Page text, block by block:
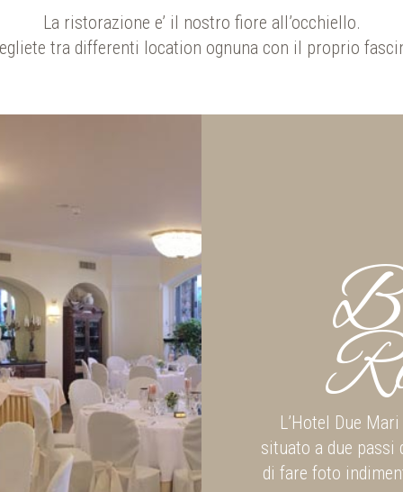
La ristorazione e’ il nostro fiore all’occhiello.
tra differenti location ognuna con il proprio
L’Hotel Due
situato a due passi
di fare foto